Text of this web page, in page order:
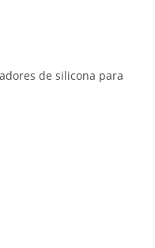
de silicona para